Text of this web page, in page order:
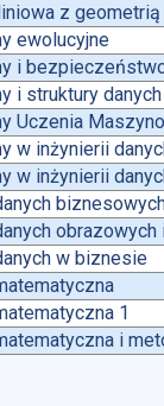
z geometrią
ewolucyjne
i
i struktury danych
Uczenia
w inżynierii
w inżynierii
w biznesie
1
i